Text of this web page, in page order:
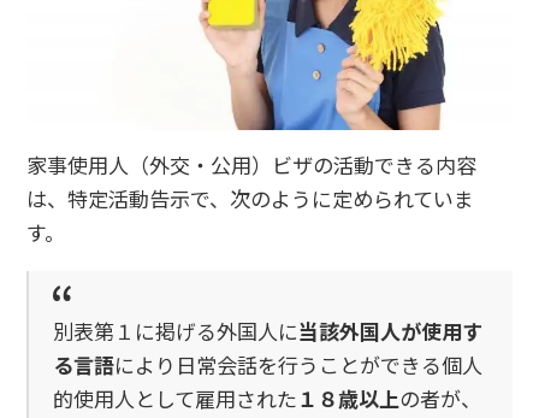
家事使用人（外交・公用）ビザの活動できる内容
は、特定活動告示で、次のように定められていま
す。
別表第１に掲げる外国人に当該外国人が使用す
る言語により日常会話を行うことができる個人
的使用人として雇用された１８歳以上の者が、